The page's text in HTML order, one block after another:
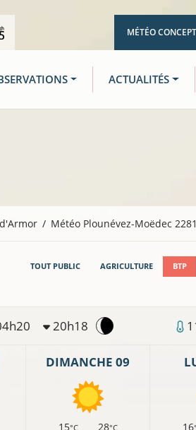
MÉTÉO CONCEPT
ACTUALITÉS
Météo Plounévez-Moëdec
TOUT PUBLIC AGRICULTURE BTP
20h18
DIMANCHE 09
15 28 16